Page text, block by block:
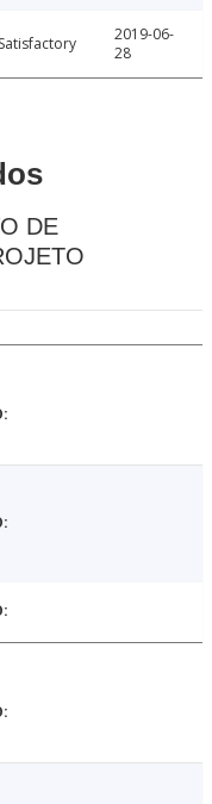
Satisfactory
2019-06-
28
DE